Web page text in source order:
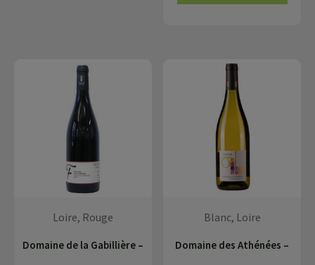
Loire, Rouge
Domaine de la Gabillière –
Blanc, Loire
Domaine des Athénées –